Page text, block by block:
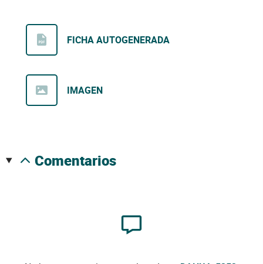
FICHA AUTOGENERADA
IMAGEN
comentarios